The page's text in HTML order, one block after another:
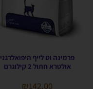
פרמינה וט לייף היפואלרגני
אולטרא חתול 2 קילוגרם
₪142.00